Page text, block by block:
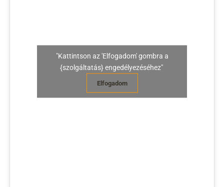
"Kattintson az 'Elfogadom' gombra a
{szolgáltatás} engedélyezéséhez"
Elfogadom